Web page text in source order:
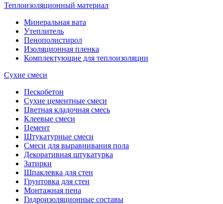
Теплоизоляционный материал
Минеральная вата
Утеплитель
Пенополистирол
Изоляционная пленка
Комплектующие для теплоизоляции
Сухие смеси
Пескобетон
Сухие цементные смеси
Цветная кладочная смесь
Клеевые смеси
Цемент
Штукатурные смеси
Смеси для выравнивания пола
Декоративная штукатурка
Затирки
Шпаклевка для стен
Грунтовка для стен
Монтажная пена
Гидроизоляционные составы